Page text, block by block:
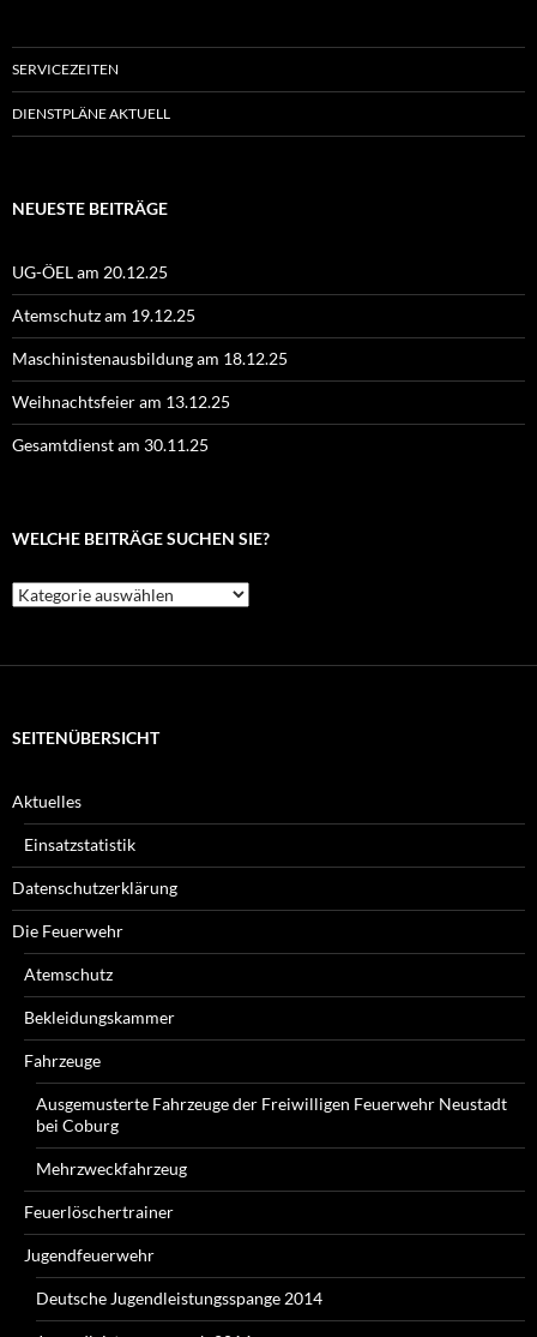
SERVICEZEITEN
DIENSTPLÄNE AKTUELL
NEUESTE BEITRÄGE
UG-ÖEL am 20.12.25
Atemschutz am 19.12.25
Maschinistenausbildung am 18.12.25
Weihnachtsfeier am 13.12.25
Gesamtdienst am 30.11.25
WELCHE BEITRÄGE SUCHEN SIE?
Welche
Beiträge
SEITENÜBERSICHT
Aktuelles
Einsatzstatistik
Datenschutzerklärung
Die Feuerwehr
Atemschutz
Bekleidungskammer
Fahrzeuge
Ausgemusterte Fahrzeuge der Freiwilligen Feuerwehr Neustadt
bei Coburg
Mehrzweckfahrzeug
Feuerlöschertrainer
Jugendfeuerwehr
Deutsche Jugendleistungsspange 2014